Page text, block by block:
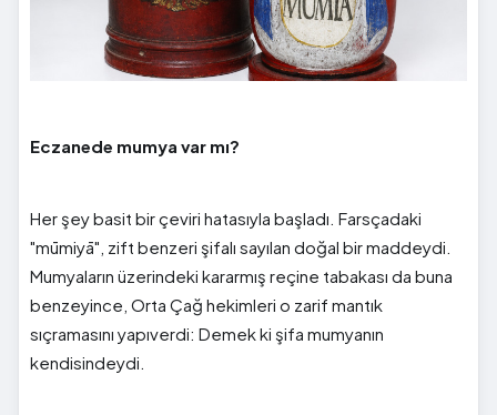
Eczanede mumya var mı?
Her şey basit bir çeviri hatasıyla başladı. Farsçadaki
"mūmiyā", zift benzeri şifalı sayılan doğal bir maddeydi.
Mumyaların üzerindeki kararmış reçine tabakası da buna
benzeyince, Orta Çağ hekimleri o zarif mantık
sıçramasını yapıverdi: Demek ki şifa mumyanın
kendisindeydi.